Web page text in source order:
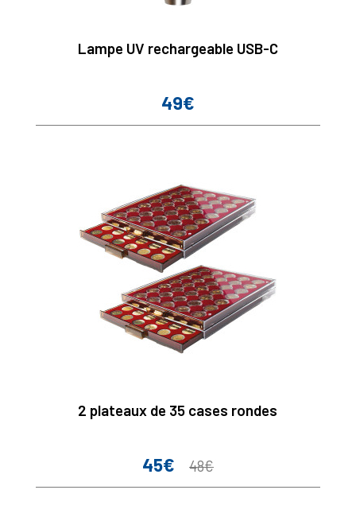
Lampe UV rechargeable USB-C
Prix
49€
2 plateaux de 35 cases rondes
Prix
45€
Prix
48€